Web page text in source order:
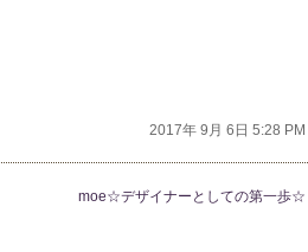
2017年 9月 6日 5:28 PM
moe☆デザイナーとしての第一歩☆